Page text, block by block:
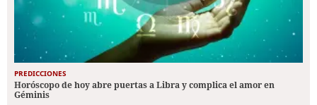
PREDICCIONES
Horóscopo de hoy abre puertas a Libra y complica el amor en
Géminis